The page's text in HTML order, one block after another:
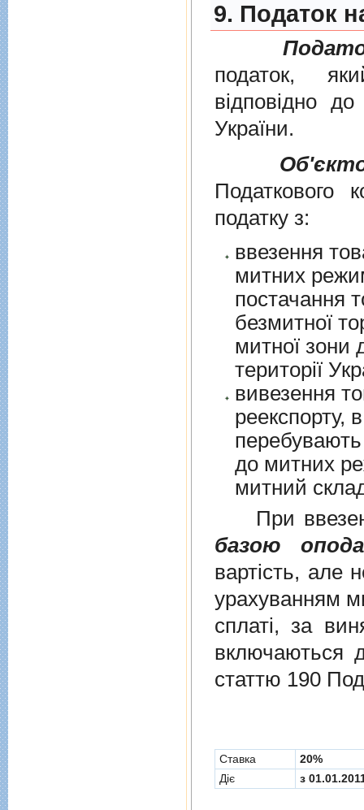
9. Податок
податок,
вiдповiдно
України.
Податкового
податку з:
ввезення
митних
постачання
безмитної
митної зони для їх
території
вивезення
реекспорту,
перебувають у
до митних
митний
При
базою
вартість, але
урахуванням
сплаті, за
включаються
статтю 190
Cтавка
20%
Діє
з